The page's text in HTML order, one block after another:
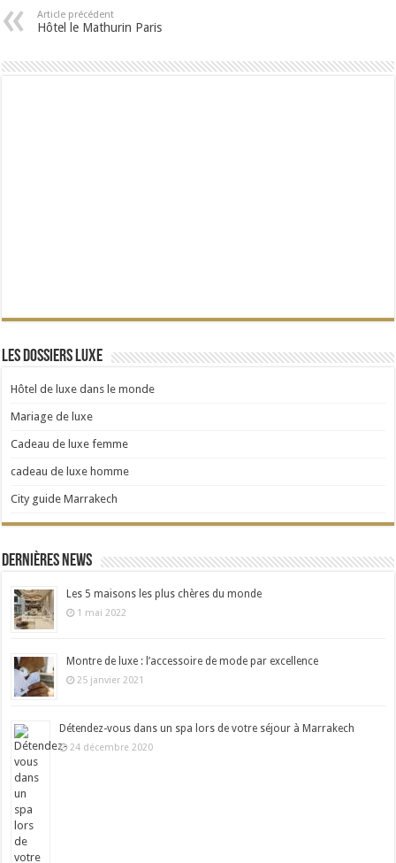
Article précédent
Hôtel le Mathurin Paris
Les dossiers Luxe
Hôtel de luxe dans le monde
Mariage de luxe
Cadeau de luxe femme
cadeau de luxe homme
City guide Marrakech
Dernières news
Les 5 maisons les plus chères du monde
1 mai 2022
Montre de luxe : l’accessoire de mode par excellence
25 janvier 2021
Détendez-vous dans un spa lors de votre séjour à Marrakech
24 décembre 2020